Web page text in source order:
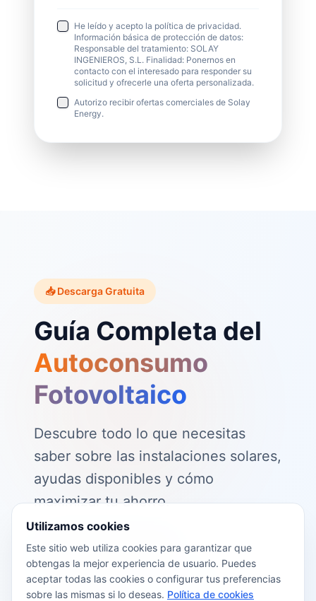
He leído y acepto la política de privacidad.
Información básica de protección de datos:
Responsable del tratamiento: SOLAY
INGENIEROS, S.L. Finalidad: Ponernos en
contacto con el interesado para responder su
solicitud y ofrecerle una oferta personalizada.
Autorizo recibir ofertas comerciales de Solay
Energy.
📥 Descarga Gratuita
Guía Completa del
Autoconsumo
Fotovoltaico
Descubre todo lo que necesitas
saber sobre las instalaciones solares,
ayudas disponibles y cómo
maximizar tu ahorro.
📖 Contenido de la guía:
Cómo funciona el autoconsumo
fotovoltaico
Utilizamos cookies
Este sitio web utiliza cookies para garantizar que
obtengas la mejor experiencia de usuario. Puedes
aceptar todas las cookies o configurar tus preferencias
sobre las mismas si lo deseas. Política de cookies